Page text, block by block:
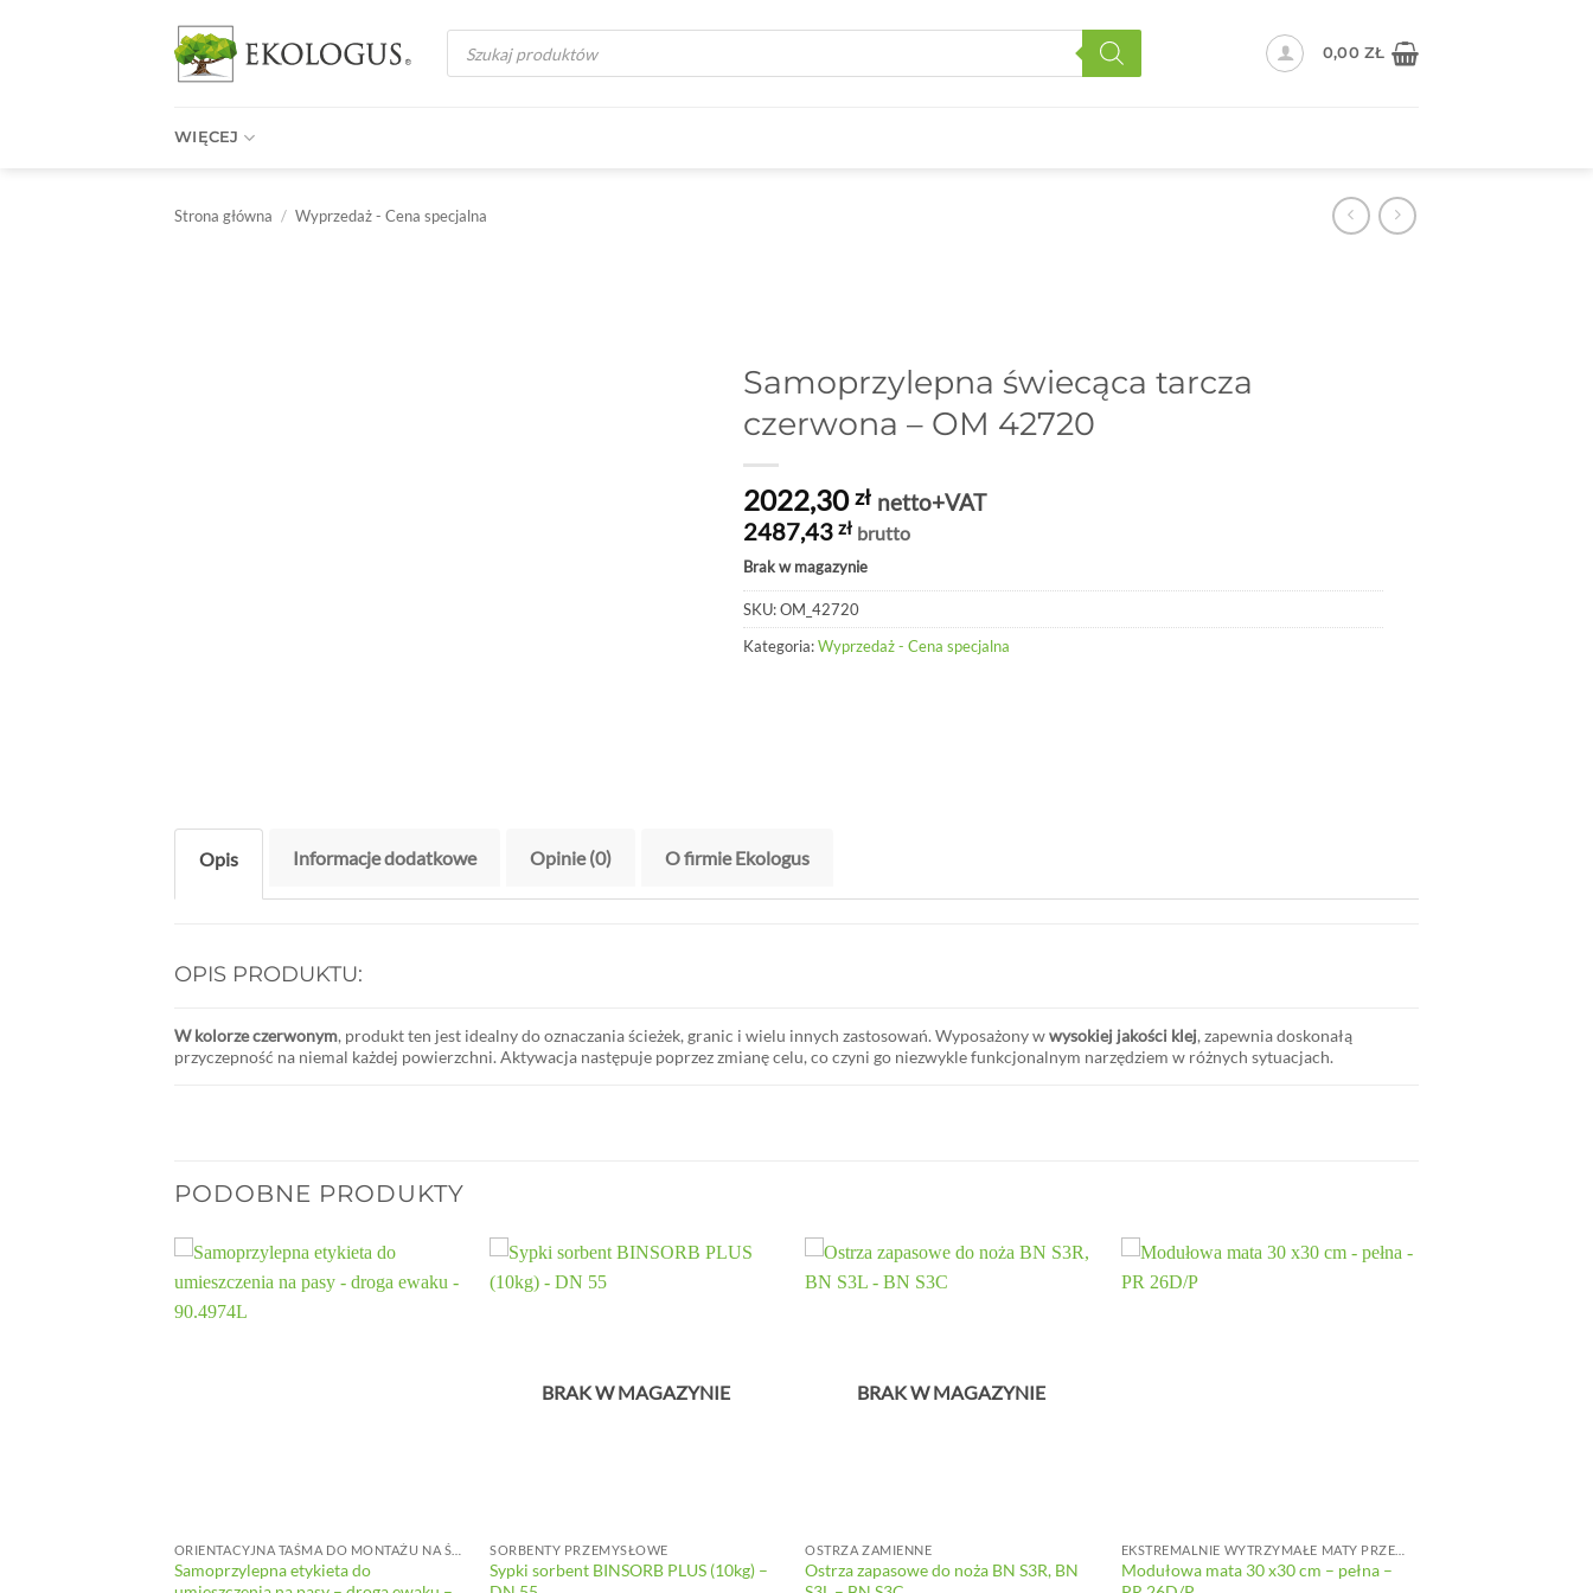
Wyszukiwarka
produktów
0,00ZŁ
WIĘCEJ
Strona główna / Wyprzedaż - Cena specjalna
Samoprzylepna świecąca tarcza
czerwona – OM 42720
2022,30zł netto+VAT
2487,43 zł brutto
Brak w magazynie
SKU:OM_42720
Kategoria:Wyprzedaż - Cena specjalna
Opis Informacje dodatkowe Opinie (0) O firmie Ekologus
OPIS PRODUKTU:
W kolorze czerwonym, produkt ten jest idealny do oznaczania ścieżek, granic i wielu innych zastosowań. Wyposażony wwysokiej jakości klej, zapewnia doskonałą
przyczepność na niemal każdej powierzchni. Aktywacja następuje poprzez zmianę celu, co czyni go niezwykle funkcjonalnym narzędziem w różnych sytuacjach.
PODOBNE PRODUKTY
Samoprzylepna etykieta do
BRAK W MAGAZYNIE
SORBENTY PRZEMYSŁOWE
Sypki sorbent BINSORB PLUS (10kg) –
BRAK W MAGAZYNIE
OSTRZA ZAMIENNE
Ostrza zapasowe do noża BN S3R, BN
Modułowa mata 30 x30 cm – pełna –